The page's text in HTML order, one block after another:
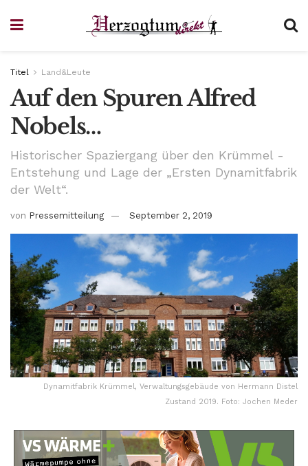
Titel Land&Leute
Auf den Spuren Alfred
Nobels…
Historischer Spaziergang über den Krümmel -
Entstehung und Lage der „Ersten Dynamitfabrik
der Welt“.
von Pressemitteilung September 2, 2019
Dynamitfabrik Krümmel, Verwaltungsgebäude von Hermann Distel
Zustand 2019. Foto: Jochen Meder